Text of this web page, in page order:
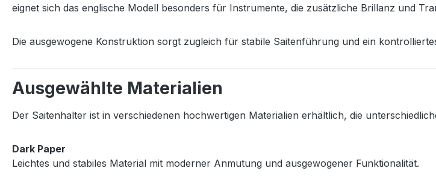
eignet sich das englische Modell besonders für Instrumente, die zusätzliche Brillanz und
Die ausgewogene Konstruktion sorgt zugleich für stabile Saitenführung und ein
Ausgewählte Materialien
Der Saitenhalter ist in verschiedenen hochwertigen Materialien erhältlich, die
Dark Paper
Leichtes und stabiles Material mit moderner Anmutung und ausgewogener Funktionalität.